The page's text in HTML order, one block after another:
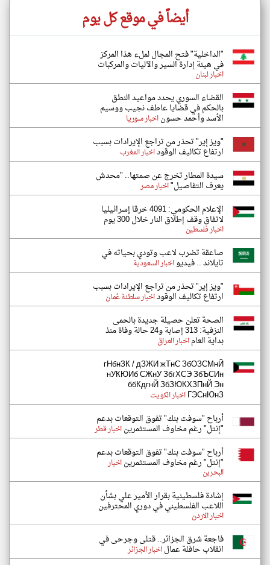
أيضاً في موقع كل يوم
"الداخلية" فتح المجال لملء هذا المركز
في هيئة إدارة السير والآليات والمركبات
اخبار لبنان
القضاء السوري يحدد مواعيد النطق
بالحكم في قضايا عاطف نجيب ووسيم
الأسد وأحمد حسوناخبار سوريا
"ويز إير" تحذر من تراجع الإيرادات بسبب
ارتفاع تكاليف الوقوداخبار المغرب
سيدة المطار تخرج عن صمتها.. "محدش
يعرف التفاصيل"اخبار مصر
الإعلام الحكومي: 4091 خرقا إسرائيليا
لاتفاق وقف إطلاق النار خلال 300 يوم
اخبار فلسطين
صاعقة تضرب لاعب وتودي بحياته في
تايلاند .. فيديواخبار السعودية
"ويز إير" تحذر من تراجع الإيرادات بسبب
ارتفاع تكاليف الوقوداخبار سلطنة عُمان
الصحة تعلن حصيلة جديدة بالحمى
النزفية: 313 إصابة و24 حالة وفاة منذ
بداية العاماخبار العراق
гНбнЗК / дЗЖИ жТнС ЗбОЗСМнЙ
нУКЮИб СЖнУ ЗбгХСЭ ЗбЪСИн
ббКдгнЙ ЗбЗЮКХЗПнЙ Эн
ГЭСнЮнЗاخبار الكويت
أرباح "سوفت بنك" تفوق التوقعات بدعم
"إنتل" رغم مخاوف المستثمريناخبار قطر
أرباح "سوفت بنك" تفوق التوقعات بدعم
"إنتل" رغم مخاوف المستثمريناخبار
البحرين
إشادة فلسطينية بقرار الأمير علي بشأن
اللاعب الفلسطيني في دوري المحترفين
اخبار الاردن
فاجعة شرق الجزائر.. قتلى وجرحى في
انقلاب حافلة عمالاخبار الجزائر